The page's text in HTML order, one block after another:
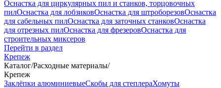
Оснастка для циркулярных пил и станков, торцовочных
пилОснастка для лобзиковОснастка для штроборезовОснастка
для сабельных пилОснастка для заточных станковОснастка
для отрезных пилОснастка для фрезеровОснастка для
строительных миксеров
Перейти в раздел
Крепеж
Каталог/Расходные материалы/
Крепеж
Заклёпки алюминиевыеСкобы для степлераХомуты